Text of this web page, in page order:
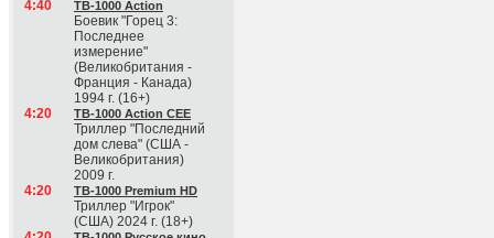
4:40
ТВ-1000 Action
Боевик "Горец 3:
Последнее
измерение"
(Великобритания -
Франция - Канада)
1994 г. (16+)
4:20
ТВ-1000 Action CEE
Триллер "Последний
дом слева" (США -
Великобритания)
2009 г.
4:20
ТВ-1000 Premium HD
Триллер "Игрок"
(США) 2024 г. (18+)